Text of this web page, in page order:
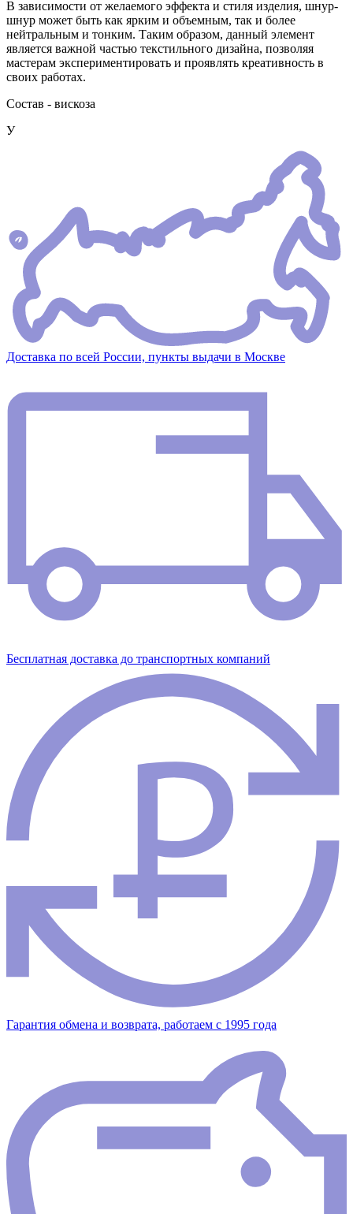
В зависимости от желаемого эффекта и стиля изделия, шнур-
шнур может быть как ярким и объемным, так и более
нейтральным и тонким. Таким образом, данный элемент
является важной частью текстильного дизайна, позволяя
мастерам экспериментировать и проявлять креативность в
своих работах.
Состав - вискоза
У
Доставка по всей России, пункты выдачи в Москве
Бесплатная доставка до транспортных компаний
Гарантия обмена и возврата, работаем с 1995 года